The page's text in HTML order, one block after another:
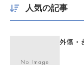
人気の記事
外傷・